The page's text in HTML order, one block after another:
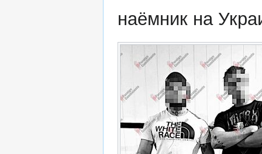
наёмник на